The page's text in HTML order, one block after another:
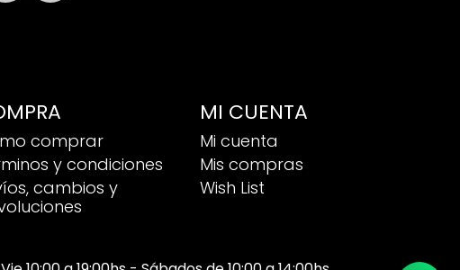
comprar
y condiciones
cambios y
MI CUENTA
Mi cuenta
Mis compras
Wish List